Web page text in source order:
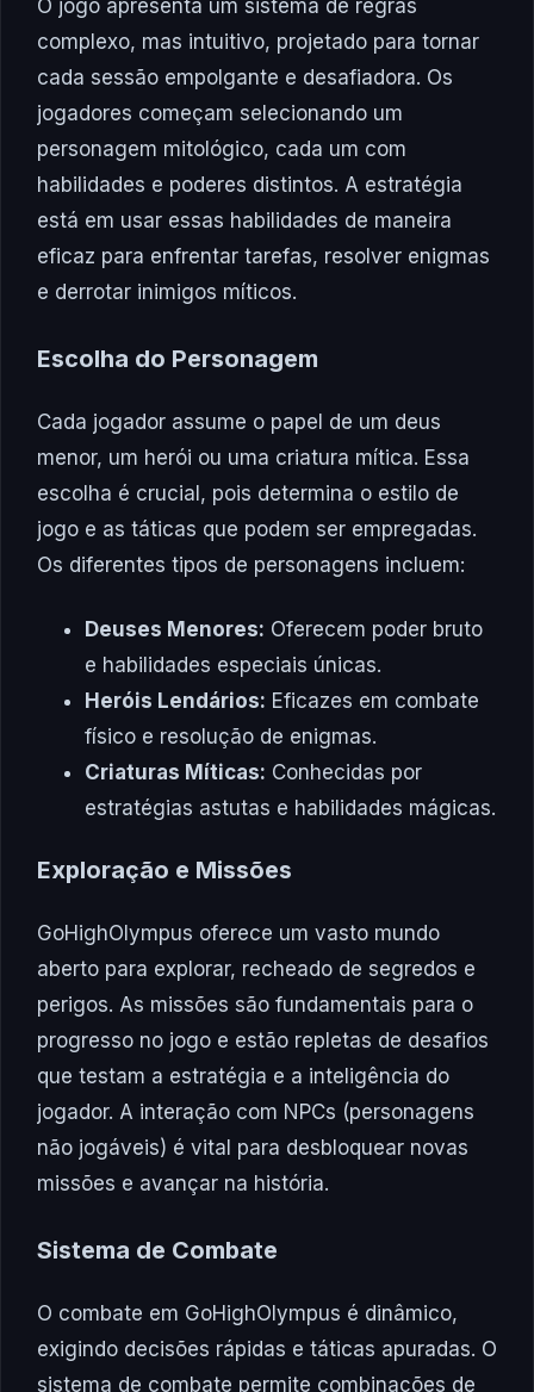
O jogo apresenta um sistema de regras
complexo, mas intuitivo, projetado para tornar
cada sessão empolgante e desafiadora. Os
jogadores começam selecionando um
personagem mitológico, cada um com
habilidades e poderes distintos. A estratégia
está em usar essas habilidades de maneira
eficaz para enfrentar tarefas, resolver enigmas
e derrotar inimigos míticos.
Escolha do Personagem
Cada jogador assume o papel de um deus
menor, um herói ou uma criatura mítica. Essa
escolha é crucial, pois determina o estilo de
jogo e as táticas que podem ser empregadas.
Os diferentes tipos de personagens incluem:
Deuses Menores: Oferecem poder bruto
e habilidades especiais únicas.
Heróis Lendários: Eficazes em combate
físico e resolução de enigmas.
Criaturas Míticas: Conhecidas por
estratégias astutas e habilidades mágicas.
Exploração e Missões
GoHighOlympus oferece um vasto mundo
aberto para explorar, recheado de segredos e
perigos. As missões são fundamentais para o
progresso no jogo e estão repletas de desafios
que testam a estratégia e a inteligência do
jogador. A interação com NPCs (personagens
não jogáveis) é vital para desbloquear novas
missões e avançar na história.
Sistema de Combate
O combate em GoHighOlympus é dinâmico,
exigindo decisões rápidas e táticas apuradas. O
sistema de combate permite combinações de